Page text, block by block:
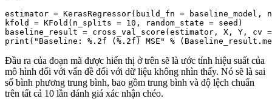
estimator = KerasRegressor(build_fn = baseline_model,
kfold = KFold(n_splits = 10, random_state = seed)
baseline_result = cross_val_score(estimator, X, Y, cv
Đầu ra của đoạn mã được hiển thị ở trên sẽ là ước tính hiệu suất của
mô hình đối với vấn đề đối với dữ liệu không nhìn thấy. Nó sẽ là sai
số bình phương trung bình, bao gồm trung bình và độ lệch chuẩn
trên tất cả 10 lần đánh giá xác nhận chéo.